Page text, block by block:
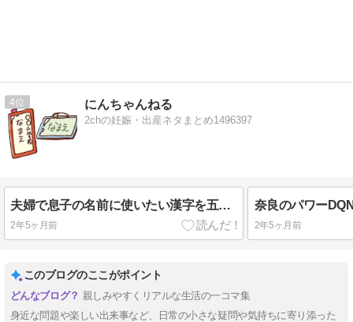
4 にんちゃんねる
2chの妊娠・出産ネタまとめ1496397
夫婦で息子の名前に使いたい漢字を五文字ずつ出し合いましたが見事に被りなしで悩んでいます
2年5ヶ月前 2年5ヶ月前
このブログのここがポイント
親しみやすくリアルな生活の一コマ集
身近な問題や楽しい出来事など、日常の小さな疑問や気持ちに寄り添った